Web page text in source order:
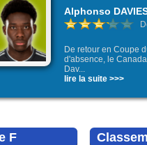
Alphonso
De retour en Coupe
d'absence, le
Dav...
lire la suite >>>
F